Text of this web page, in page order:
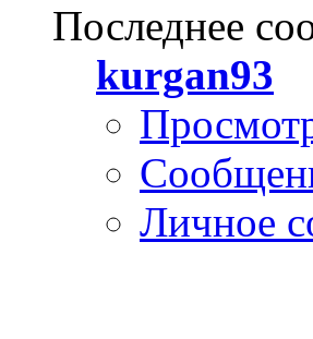
Последнее
kurgan93
Личное